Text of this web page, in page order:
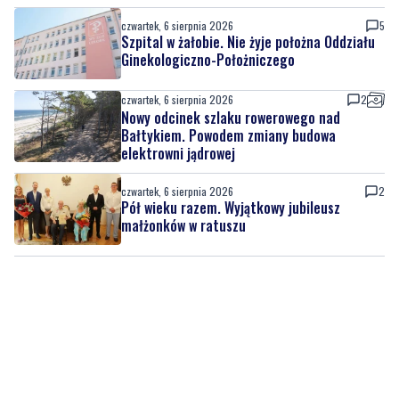
czwartek, 6 sierpnia 2026 5
Szpital w żałobie. Nie żyje położna Oddziału
Ginekologiczno-Położniczego
czwartek, 6 sierpnia 2026 2
Nowy odcinek szlaku rowerowego nad
Bałtykiem. Powodem zmiany budowa
elektrowni jądrowej
czwartek, 6 sierpnia 2026 2
Pół wieku razem. Wyjątkowy jubileusz
małżonków w ratuszu